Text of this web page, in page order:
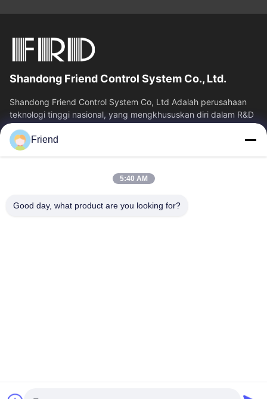
Shandong Friend Control System Co., Ltd.
Shandong Friend Control System Co, Ltd Adalah perusahaan
teknologi tinggi nasional, yang mengkhususkan diri dalam R&D
instrumentasi, manufaktur...
Tautan Cepat
Tentang Kita
Wisata Pabrik
Kontrol Kualitas
Friend
5:40 AM
Good day, what product are you looking for?